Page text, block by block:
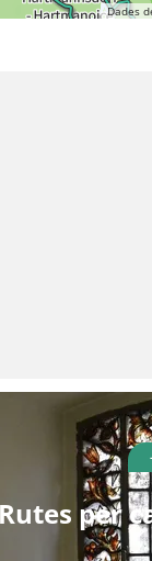
Dades
per